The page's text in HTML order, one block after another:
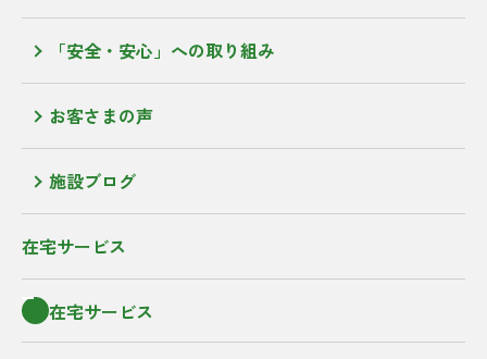
「安全・安心」への取り組み
お客さまの声
施設ブログ
在宅サービス
在宅サービス